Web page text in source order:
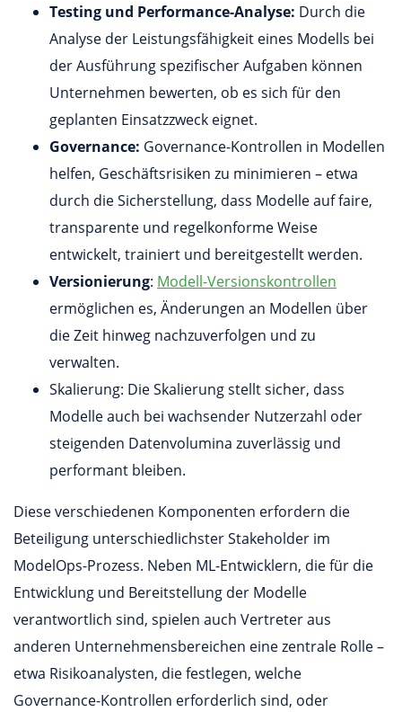
Testing und Performance-Analyse: Durch die
Analyse der Leistungsfähigkeit eines Modells bei
der Ausführung spezifischer Aufgaben können
Unternehmen bewerten, ob es sich für den
geplanten Einsatzzweck eignet.
Governance: Governance-Kontrollen in Modellen
helfen, Geschäftsrisiken zu minimieren – etwa
durch die Sicherstellung, dass Modelle auf faire,
transparente und regelkonforme Weise
entwickelt, trainiert und bereitgestellt werden.
Versionierung: Modell-Versionskontrollen
ermöglichen es, Änderungen an Modellen über
die Zeit hinweg nachzuverfolgen und zu
verwalten.
Skalierung: Die Skalierung stellt sicher, dass
Modelle auch bei wachsender Nutzerzahl oder
steigenden Datenvolumina zuverlässig und
performant bleiben.
Diese verschiedenen Komponenten erfordern die
Beteiligung unterschiedlichster Stakeholder im
ModelOps-Prozess. Neben ML-Entwicklern, die für die
Entwicklung und Bereitstellung der Modelle
verantwortlich sind, spielen auch Vertreter aus
anderen Unternehmensbereichen eine zentrale Rolle –
etwa Risikoanalysten, die festlegen, welche
Governance-Kontrollen erforderlich sind, oder